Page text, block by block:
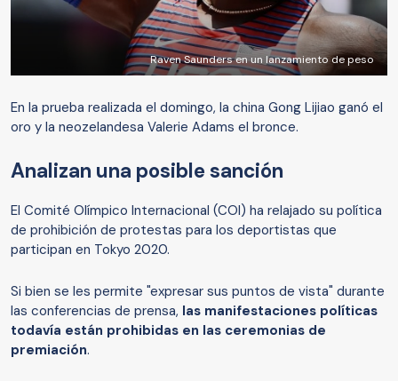
Raven Saunders en un lanzamiento de peso
En la prueba realizada el domingo, la china Gong Lijiao ganó el
oro y la neozelandesa Valerie Adams el bronce.
Analizan una posible sanción
El Comité Olímpico Internacional (COI) ha relajado su política
de prohibición de protestas para los deportistas que
participan en Tokyo 2020.
Si bien se les permite "expresar sus puntos de vista" durante
las conferencias de prensa, las manifestaciones políticas
todavía están prohibidas en las ceremonias de
premiación.